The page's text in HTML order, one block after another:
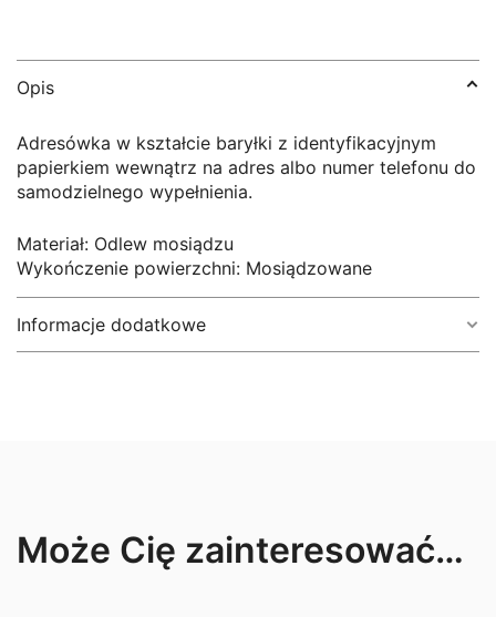
Opis
Adresówka w kształcie baryłki z identyfikacyjnym
papierkiem wewnątrz na adres albo numer telefonu do
samodzielnego wypełnienia.
Materiał: Odlew mosiądzu
Wykończenie powierzchni: Mosiądzowane
Informacje dodatkowe
Może Cię zainteresować…